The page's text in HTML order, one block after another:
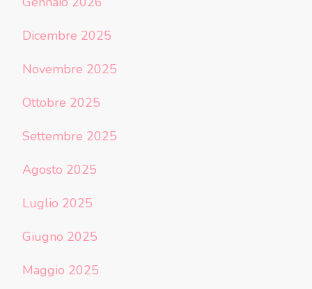
Dicembre 2025
Novembre 2025
Ottobre 2025
Settembre 2025
Agosto 2025
Luglio 2025
Giugno 2025
Maggio 2025